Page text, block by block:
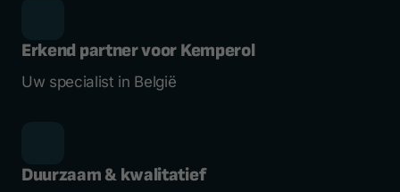
Erkend partner voor Kemperol
Uw specialist in België
Duurzaam & kwalitatief